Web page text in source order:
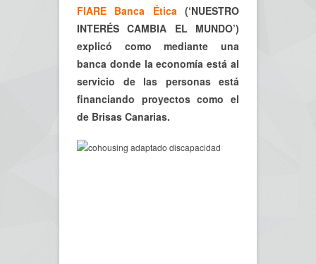
FIARE Banca Ética (‘NUESTRO
INTERÉS CAMBIA EL MUNDO’)
explicó como mediante una
banca donde la economía está al
servicio de las personas está
financiando proyectos como el
de Brisas Canarias.